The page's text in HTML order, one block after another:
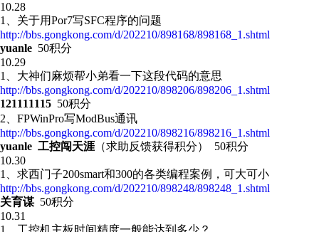
10.28
1、 关于用Por7写SFC程序的问题
http://bbs.gongkong.com/d/202210/898168/898168_1.shtml
yuanle 50积分
10.29
1、大神们麻烦帮小弟看一下这段代码的意思
http://bbs.gongkong.com/d/202210/898206/898206_1.shtml
121111115 50积分
2、FPWinPro写ModBus通讯
http://bbs.gongkong.com/d/202210/898216/898216_1.shtml
yuanle 工控闯天涯 （求助反馈获得积分） 50积分
10.30
1、求西门子200smart和300的各类编程案例，可大可小
http://bbs.gongkong.com/d/202210/898248/898248_1.shtml
关育谋50积分
10.31
1、工控机主板时间精度一般能达到多少？